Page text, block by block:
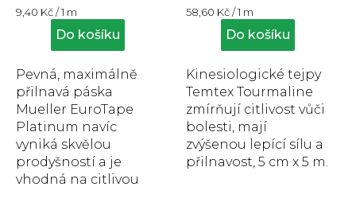
5,0
Měrná
9,40 Kč / 1 m
Do košíku
Pevná, maximálně
přilnavá páska
Mueller EuroTape
Platinum navíc
vyniká skvělou
prodyšností a je
vhodná na citlivou
5,0
Měrná
58,60 Kč / 1 m
Do košíku
Kinesiologické tejpy
Temtex Tourmaline
zmírňují citlivost vůči
bolesti, mají
zvýšenou lepící sílu a
přilnavost, 5 cm x 5 m.